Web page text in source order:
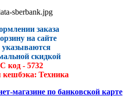
заказа
на сайте
ной скидкой
код - 5732
кешбэка: Техника